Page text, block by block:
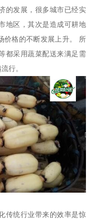
的发展，很多城市已经实
地区，其次是造成可耕地
价格的不断发展上升。 所
都采用蔬菜配送来满足需
行。
传统行业带来的效率是惊